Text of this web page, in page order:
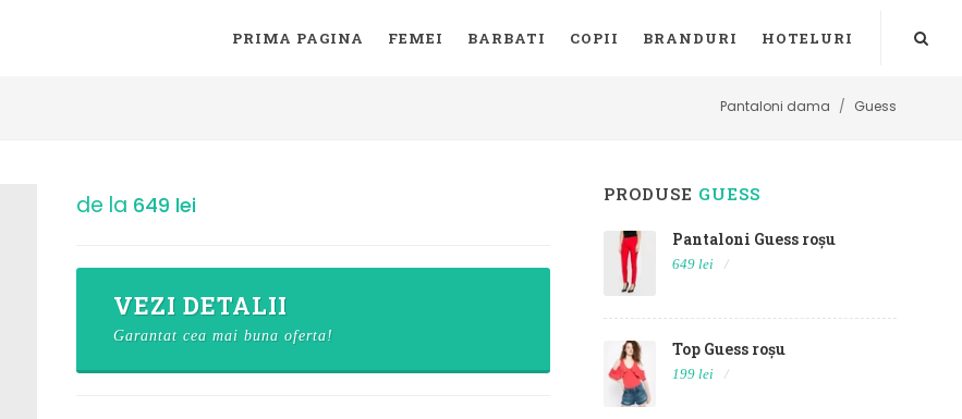
PRIMA PAGINA FEMEI BARBATI COPII BRANDURI HOTELURI
Pantaloni dama Guess
de la 649 lei
VEZI DETALII
Garantat cea mai buna oferta!
PRODUSE GUESS
Pantaloni Guess roșu
649 lei
Top Guess roșu
199 lei